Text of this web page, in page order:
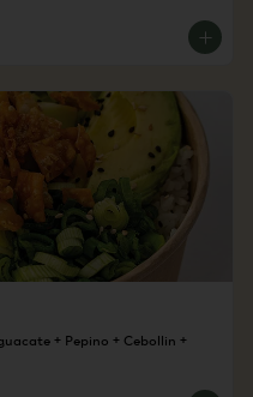
+ Pepino + Cebollin +